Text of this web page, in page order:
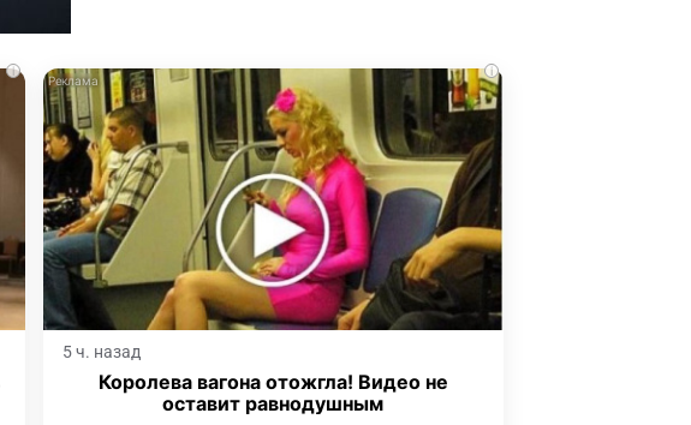
i i
5 ч. назад
Королева вагона отожгла! Видео не
оставит равнодушным